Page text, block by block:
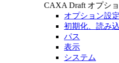
CAXA Draft オプシ
オプション設
初期化、読み
パス
表示
システム